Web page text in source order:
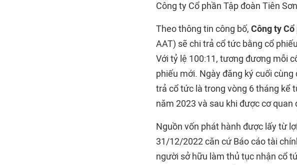
Công ty Cổ phần Tập đoàn Tiên
Theo thông tin công bố, Công ty
AAT) sẽ chi trả cổ tức bằng cổ
Với tỷ lệ 100:11, tương đương mỗi
phiếu mới. Ngày đăng ký cuối
trả cổ tức là trong vòng 6 tháng kể
năm 2023 và sau khi được cơ
Nguồn vốn phát hành được lấy từ
31/12/2022 căn cứ Báo cáo tài
người sở hữu làm thủ tục nhận cổ